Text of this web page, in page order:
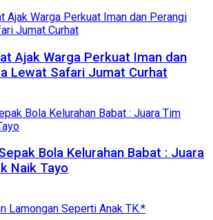
Ajak Warga Perkuat Iman dan
Lewat Safari Jumat Curhat
Bola Kelurahan Babat : Juara
Naik Tayo